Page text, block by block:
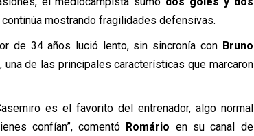
mostrando fragilidades defensivas.
de 34 años lució lento, sin sincronía con Bruno
de las principales características que marcaron
es el favorito del entrenador, algo normal
confían”, comentó Romário en su canal de